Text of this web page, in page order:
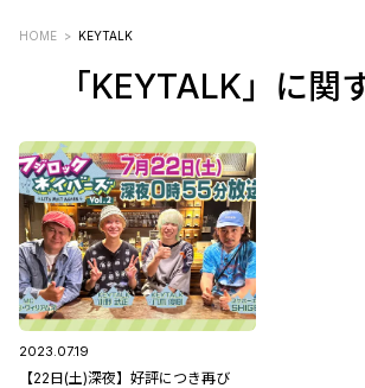
HOME KEYTALK
「KEYTALK」に関
2023.07.19
【22日(土)深夜】好評につき再び